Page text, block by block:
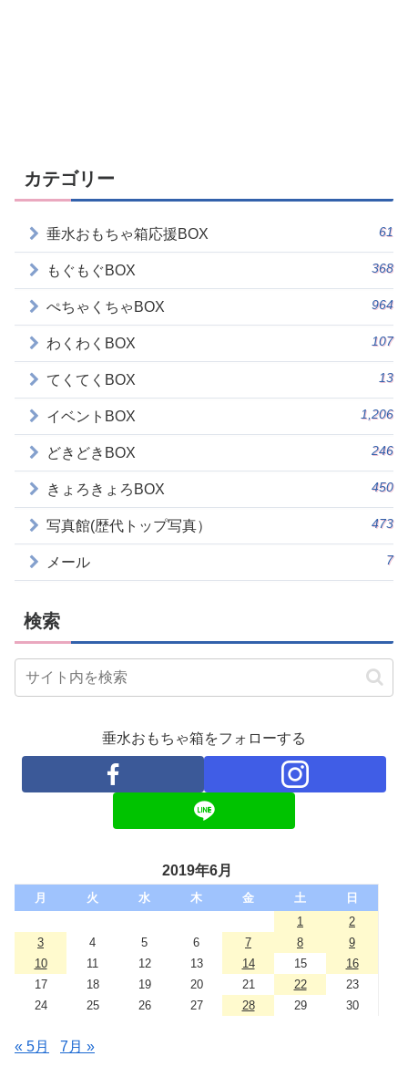
カテゴリー
垂水おもちゃ箱応援BOX 61
もぐもぐBOX 368
ぺちゃくちゃBOX 964
わくわくBOX 107
てくてくBOX 13
イベントBOX 1,206
どきどきBOX 246
きょろきょろBOX 450
写真館(歴代トップ写真） 473
メール 7
検索
垂水おもちゃ箱をフォローする
2019年6月
月 火 水 木 金 土
日
1
2
3
4 5 6 7 8
9
10
11 12 13 14 15
16
17
18 19 20 21 22
23
24
25 26 27 28 29 30
« 5月 7月 »